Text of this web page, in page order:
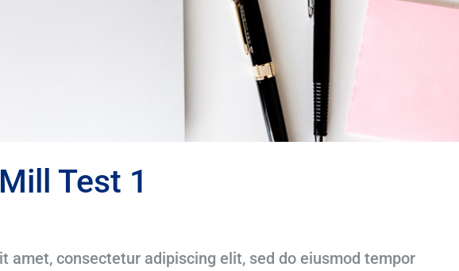
Test 1
amet, consectetur adipiscing elit, sed do eiusmod tempor